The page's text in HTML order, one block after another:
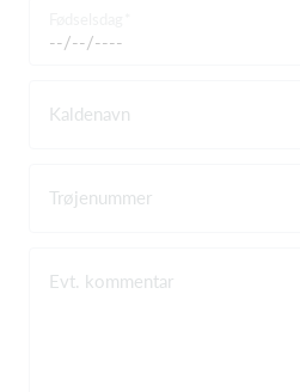
Kaldenavn
Trøjenummer
Evt. kommentar